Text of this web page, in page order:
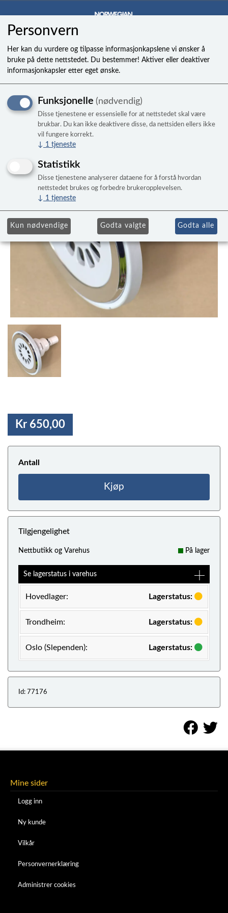
Jet, soothing stream
HSS 14
Kr 650,00
Antall
Kjøp
Tilgjengelighet
Nettbutikk og Varehus På lager
Se lagerstatus i varehus
Hovedlager: Lagerstatus:
Trondheim: Lagerstatus:
Oslo (Slependen): Lagerstatus:
Id: 77176
Mine sider
Logg inn
Ny kunde
Vilkår
Personvernerklæring
Administrer cookies
Personvern
Her kan du vurdere og tilpasse informasjonkapslene vi ønsker å
bruke på dette nettstedet. Du bestemmer! Aktiver eller deaktiver
informasjonkapsler etter eget ønske.
Funksjonelle (nødvendig)
Disse tjenestene er essensielle for at nettstedet skal være
brukbar. Du kan ikke deaktivere disse, da nettsiden ellers ikke
vil fungere korrekt.
↓ 1 tjeneste
Statistikk
Disse tjenestene analyserer dataene for å forstå hvordan
nettstedet brukes og forbedre brukeropplevelsen.
↓ 1 tjeneste
Kun nødvendige Godta valgte Godta alle